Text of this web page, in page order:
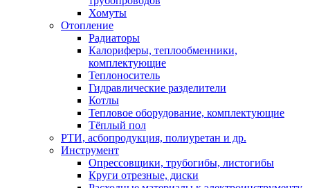
Хомуты
Отопление
Радиаторы
Калориферы, теплообменники,
комплектующие
Теплоноситель
Гидравлические разделители
Котлы
Тепловое оборудование, комплектующие
Тёплый пол
РТИ, асбопродукция, полиуретан и др.
Инструмент
Опрессовщики, трубогибы, листогибы
Круги отрезные, диски